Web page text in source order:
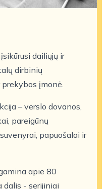
dailiųjų ir
dirbinių
įmonė.
– verslo dovanos,
pareigūnų
papuošalai ir
apie 80
dalis - serijiniai